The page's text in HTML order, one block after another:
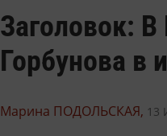
Заголовок:
Горбунова в
Марина ПОДОЛЬСКАЯ, 13